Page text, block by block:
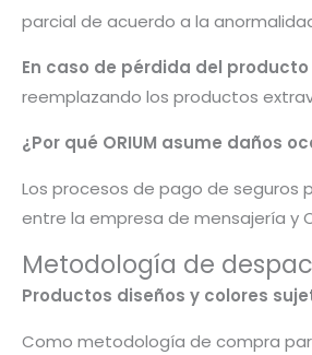
parcial de acuerdo a la
En caso de pérdida del
reemplazando los productos
¿Por qué ORIUM asume daños
Los procesos de pago de
entre la empresa de mensajería y
Metodología de
Productos diseños y colores
Como metodología de compra